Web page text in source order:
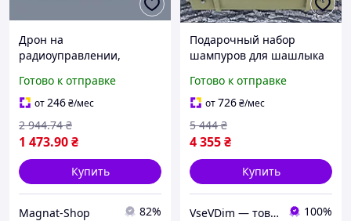
Дрон на
радиоуправлении,
HD + функцией FPV и
кейсом для
транспортировки код
395174
Готово к отправке
от246₴/мес
1 473.90₴
2 944.74 ₴
Купить
Magnat-Shop 82%
Подарочный набор
шампуров для шашлыка
кейсе на 6 персон с
решеткой для овощей
бутылкой и фонариком
оливковый
Готово к отправке
от726₴/мес
4 355₴
5 444 ₴
Купить
VseVDim — товари, що роблять життя простішим 100%